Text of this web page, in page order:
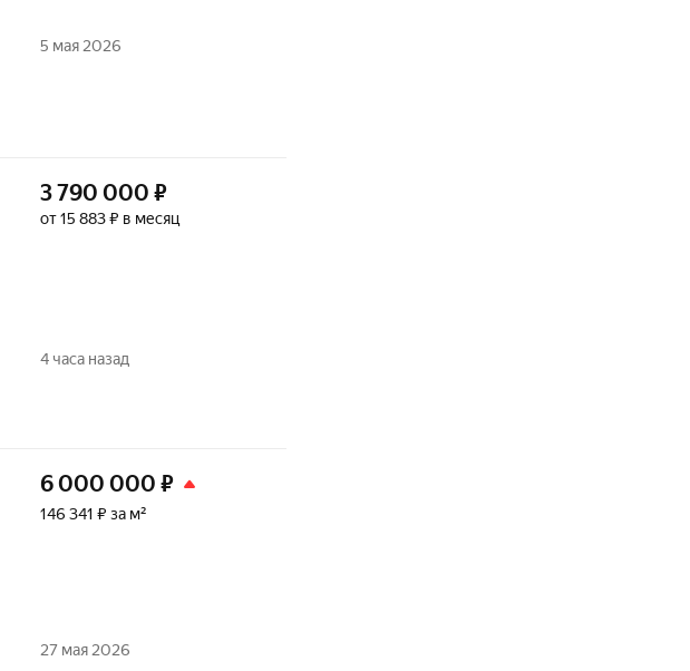
5 мая 2026
3 790 000 ₽
от 15 883 ₽ в месяц
4 часа назад
6 000 000 ₽
146 341 ₽ за м²
27 мая 2026